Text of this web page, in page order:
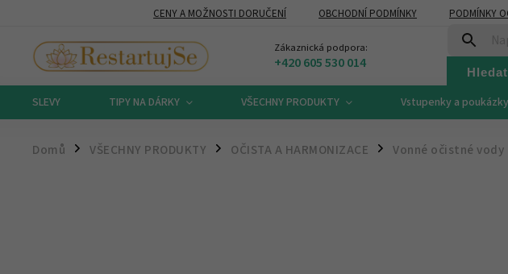
CENY A MOŽNOSTI DORUČENÍ OBCHODNÍ PODMÍNKY PODMÍNKY
Zákaznická podpora:
+420 605 530 014 Hledat
SLEVY TIPY NA DÁRKY VŠECHNY PRODUKTY Vstupenky a poukázky
Domů / VŠECHNY PRODUKTY / OČISTA A HARMONIZACE / Vonné očistné vody